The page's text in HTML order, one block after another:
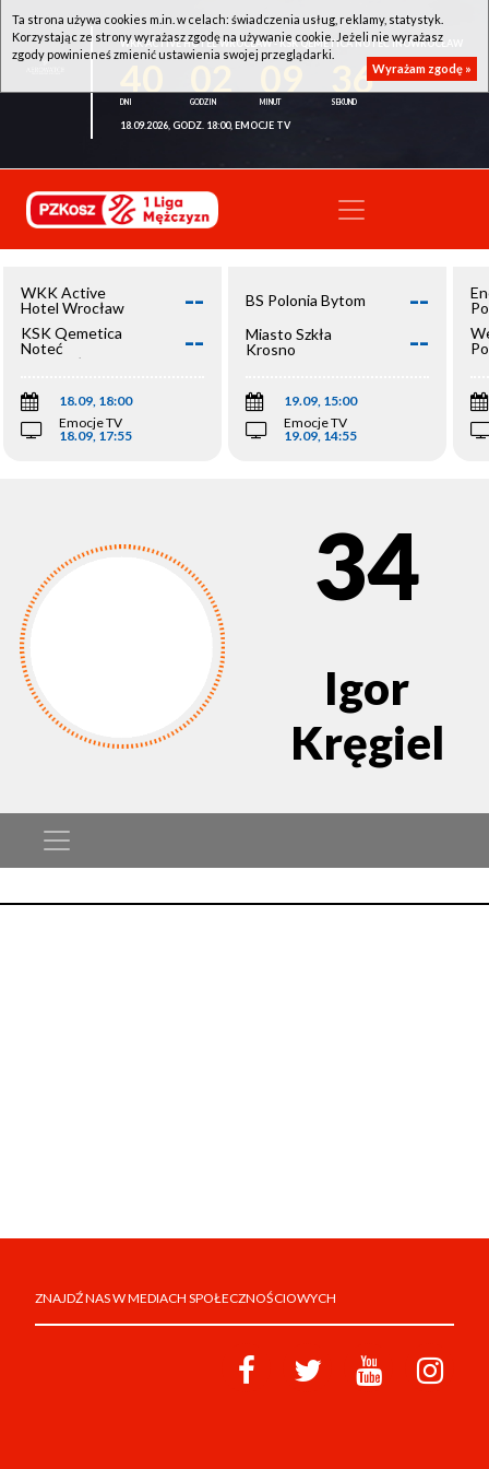
WKK ACTIVE HOTEL WROCŁAW - KSK QEMETICA NOTEĆ INOWROCŁAW
36
18.09.2026, GODZ. 18:00, EMOCJE TV
WKK Active
Hotel Wrocław
--
KSK Qemetica
Noteć
Inowrocław
--
18.09, 18:00
Emocje TV
18.09, 17:55
BS Polonia Bytom --
Miasto Szkła
Krosno
--
19.09, 15:00
Emocje TV
19.09, 14:55
34
Igor
Kręgiel
ZNAJDŹ NAS W MEDIACH SPOŁECZNOŚCIOWYCH
Ta strona używa cookies m.in. w celach: świadczenia usług, reklamy, statystyk.
Korzystając ze strony wyrażasz zgodę na używanie cookie. Jeżeli nie wyrażasz
zgody powinieneś zmienić ustawienia swojej przeglądarki.
Wyrażam zgodę »